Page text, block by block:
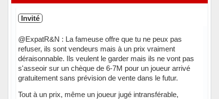
Invité
@ExpatR&N : La fameuse offre que tu ne peux pas
refuser, ils sont vendeurs mais à un prix vraiment
déraisonnable. Ils veulent le garder mais ils ne vont pas
s'asseoir sur un chèque de 6-7M pour un joueur arrivé
gratuitement sans prévision de vente dans le futur.
Tout à un prix, même un joueur jugé intransférable,